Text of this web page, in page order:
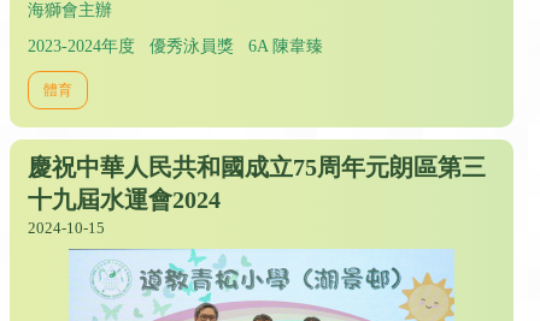
海獅會主辦
2023-2024年度 優秀泳員獎 6A 陳韋臻
體育
慶祝中華人民共和國成立75周年元朗區第三
十九屆水運會2024
2024-10-15